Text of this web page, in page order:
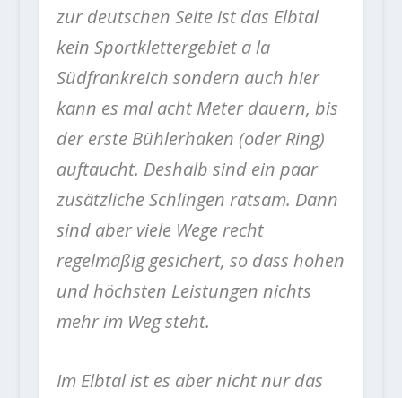
zur deutschen Seite ist das Elbtal
kein Sportklettergebiet a la
Südfrankreich sondern auch hier
kann es mal acht Meter dauern, bis
der erste Bühlerhaken (oder Ring)
auftaucht. Deshalb sind ein paar
zusätzliche Schlingen ratsam. Dann
sind aber viele Wege recht
regelmäßig gesichert, so dass hohen
und höchsten Leistungen nichts
mehr im Weg steht.
Im Elbtal ist es aber nicht nur das